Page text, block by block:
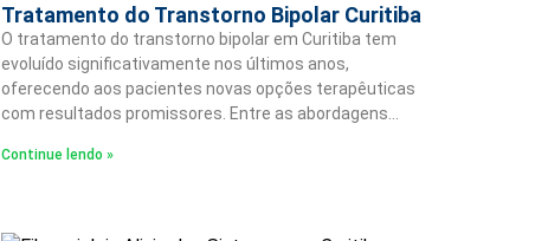
Tratamento do Transtorno Bipolar Curitiba
O tratamento do transtorno bipolar em Curitiba tem
evoluído significativamente nos últimos anos,
oferecendo aos pacientes novas opções terapêuticas
com resultados promissores. Entre as abordagens…
Continue lendo »